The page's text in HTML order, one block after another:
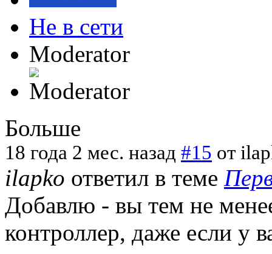
Не в сети
Moderator
Больше
18 года 2 мес. назад #15 от
ilapko ответил в теме
Добавлю - вы тем не
контроллер, даже если у